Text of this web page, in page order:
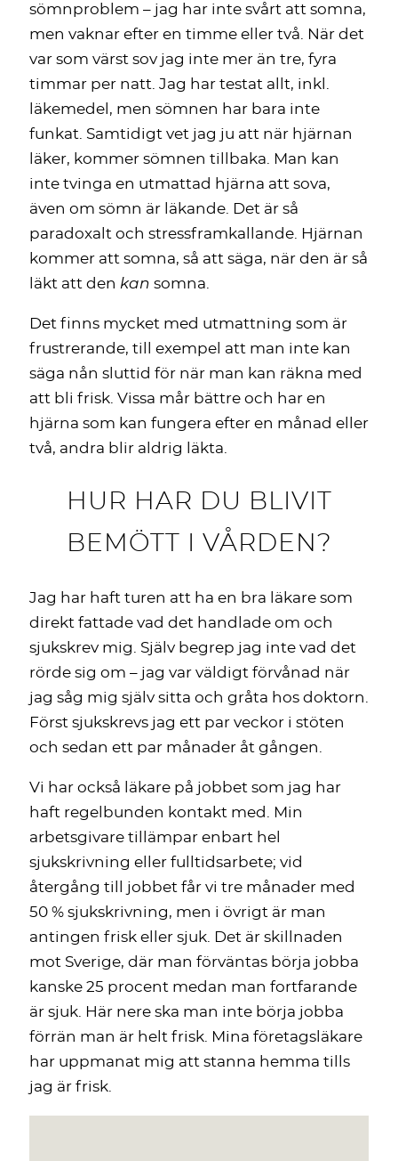
sömnproblem – jag har inte svårt att somna,
men vaknar efter en timme eller två. När det
var som värst sov jag inte mer än tre, fyra
timmar per natt. Jag har testat allt, inkl.
läkemedel, men sömnen har bara inte
funkat. Samtidigt vet jag ju att när hjärnan
läker, kommer sömnen tillbaka. Man kan
inte tvinga en utmattad hjärna att sova,
även om sömn är läkande. Det är så
paradoxalt och stressframkallande. Hjärnan
kommer att somna, så att säga, när den är så
läkt att den kan somna.
Det finns mycket med utmattning som är
frustrerande, till exempel att man inte kan
säga nån sluttid för när man kan räkna med
att bli frisk. Vissa mår bättre och har en
hjärna som kan fungera efter en månad eller
två, andra blir aldrig läkta.
HUR HAR DU BLIVIT
BEMÖTT I VÅRDEN?
Jag har haft turen att ha en bra läkare som
direkt fattade vad det handlade om och
sjukskrev mig. Själv begrep jag inte vad det
rörde sig om – jag var väldigt förvånad när
jag såg mig själv sitta och gråta hos doktorn.
Först sjukskrevs jag ett par veckor i stöten
och sedan ett par månader åt gången.
Vi har också läkare på jobbet som jag har
haft regelbunden kontakt med. Min
arbetsgivare tillämpar enbart hel
sjukskrivning eller fulltidsarbete; vid
återgång till jobbet får vi tre månader med
50 % sjukskrivning, men i övrigt är man
antingen frisk eller sjuk. Det är skillnaden
mot Sverige, där man förväntas börja jobba
kanske 25 procent medan man fortfarande
är sjuk. Här nere ska man inte börja jobba
förrän man är helt frisk. Mina företagsläkare
har uppmanat mig att stanna hemma tills
jag är frisk.